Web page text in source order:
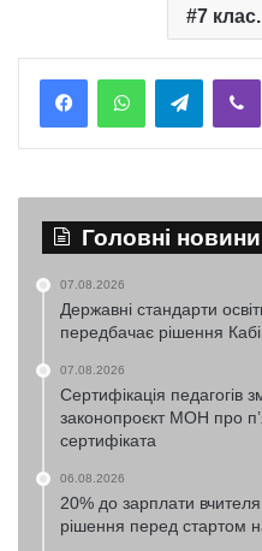
7
Telegram
Головні новини
07.08.2026
Державні стандарти
передбачає рішення
07.08.2026
Сертифікація педагогів
законопроєкт МОН про
сертифіката
06.08.2026
20% до зарплати
рішення перед стартом